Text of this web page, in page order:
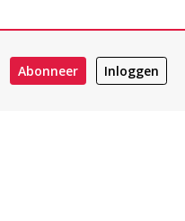
Abonneer Inloggen